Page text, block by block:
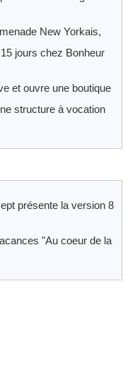
New Yorkais,
jours chez Bonheur
et ouvre une boutique
structure à vocation
présente la version 8
"Au coeur de la